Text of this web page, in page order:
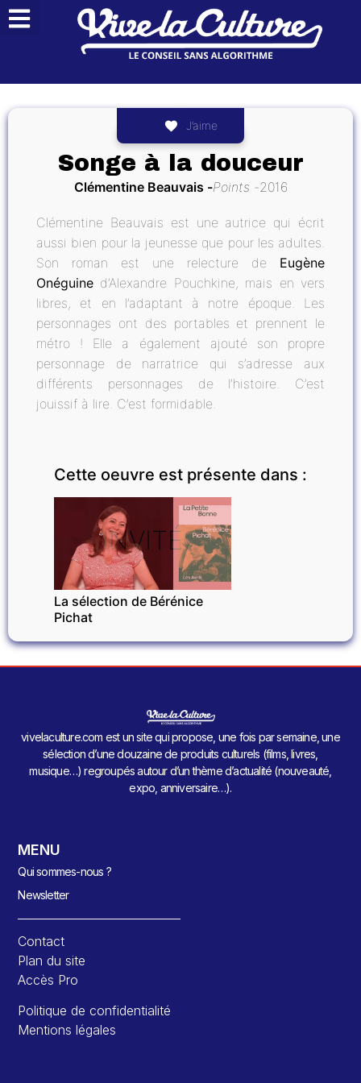
J’aime
Songe à la douceur
Clémentine Beauvais Points 2016
Clémentine Beauvais est une autrice qui écrit
aussi bien pour la jeunesse que pour les adultes.
Son roman est une relecture de Eugène
Onéguine d’Alexandre Pouchkine, mais en vers
libres, et en l’adaptant à notre époque. Les
personnages ont des portables et prennent le
métro ! Elle a également ajouté son propre
personnage de narratrice qui s’adresse aux
différents personnages de l’histoire. C’est
jouissif à lire. C’est formidable.
Cette oeuvre est présente dans :
INVITÉ
La sélection de Bérénice
Pichat
vivelaculture.com est un site qui propose, une fois par semaine, une
sélection d’une douzaine de produits culturels (films, livres,
musique…) regroupés autour d’un thème d’actualité (nouveauté,
expo, anniversaire…).
MENU
Qui sommes-nous ?
Newsletter
Contact
Plan du site
Accès Pro
Politique de confidentialité
Mentions légales